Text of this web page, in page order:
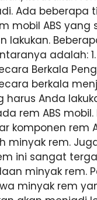
Ada beberapa
mobil ABS yang
lakukan.
adalah:
Berkala
berkala
harus Anda
rem ABS mobil.
komponen rem
minyak rem.
ini sangat
minyak rem.
minyak rem